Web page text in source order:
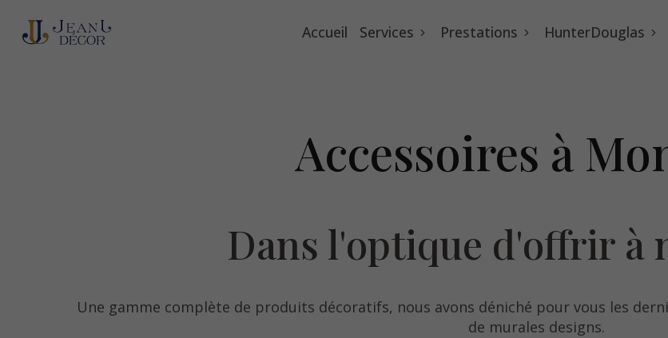
Accueil Services Prestations HunterDouglas
Accessoires à
Dans l'optique d'offrir à
Une gamme complète de produits décoratifs, nous avons déniché pour vous les
de murales designs.